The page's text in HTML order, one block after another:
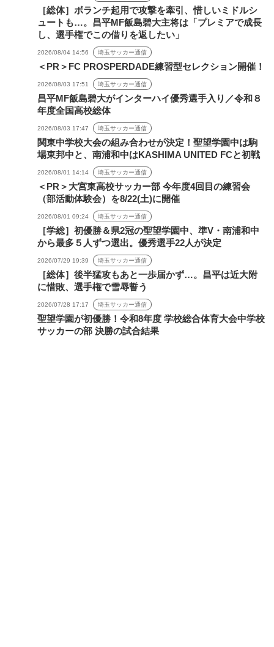
［総体］ボランチ起用で攻撃を牽引、惜しいミドルシ
ュートも…。昌平MF飯島碧大主将は「プレミアで成長
し、選手権でこの借りを返したい」
2026/08/04 14:56 埼玉サッカー通信
＜PR＞FC PROSPERDADE練習型セレクション開催！
2026/08/03 17:51 埼玉サッカー通信
昌平MF飯島碧大がインターハイ優秀選手入り／令和８
年度全国高校総体
2026/08/03 17:47 埼玉サッカー通信
関東中学校大会の組み合わせが決定！聖望学園中は駒
場東邦中と、南浦和中はKASHIMA UNITED FCと初戦
2026/08/01 14:14 埼玉サッカー通信
＜PR＞大宮東高校サッカー部 今年度4回目の練習会
（部活動体験会）を8/22(土)に開催
2026/08/01 09:24 埼玉サッカー通信
［学総］初優勝＆県2冠の聖望学園中、準V・南浦和中
から最多５人ずつ選出。優秀選手22人が決定
2026/07/29 19:39 埼玉サッカー通信
［総体］後半猛攻もあと一歩届かず…。昌平は近大附
に惜敗、選手権で雪辱誓う
2026/07/28 17:17 埼玉サッカー通信
聖望学園が初優勝！令和8年度 学校総合体育大会中学校
サッカーの部 決勝の試合結果